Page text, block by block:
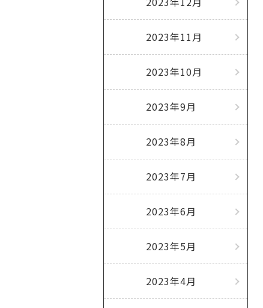
2023年11月
2023年10月
2023年9月
2023年8月
2023年7月
2023年6月
2023年5月
2023年4月